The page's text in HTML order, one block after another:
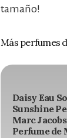
tamaño!
Más perfumes
Daisy Eau
Sunshine
Marc Jacobs
Perfume de